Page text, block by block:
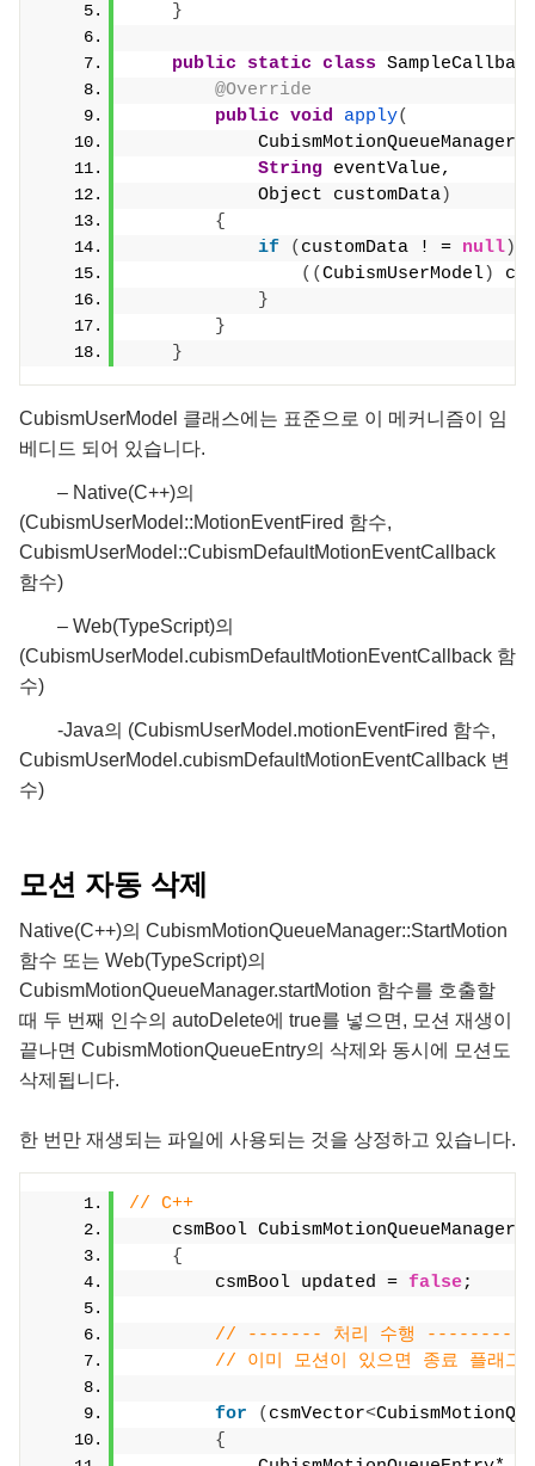
}
public static class
@Override
public void apply(
CubismMotionQueueManager
String eventValue,
            Object customData
)
{
if
( customData ! = null)
((CubismUserModel)
}
}
}
CubismUserModel 클래스에는 표준으로 이 메커니즘이 임
베디드 되어 있습니다.
– Native(C++)의
(CubismUserModel::MotionEventFired 함수,
CubismUserModel::CubismDefaultMotionEventCallback
함수)
– Web(TypeScript)의
(CubismUserModel.cubismDefaultMotionEventCallback 함
수)
-Java의 (CubismUserModel.motionEventFired 함수,
CubismUserModel.cubismDefaultMotionEventCallback 변
수)
모션 자동 삭제
Native(C++)의 CubismMotionQueueManager::StartMotion
함수 또는 Web(TypeScript)의
CubismMotionQueueManager.startMotion 함수를 호출할
때 두 번째 인수의 autoDelete에 true를 넣으면, 모션 재생이
끝나면 CubismMotionQueueEntry의 삭제와 동시에 모션도
삭제됩니다.
한 번만 재생되는 파일에 사용되는 것을 상정하고 있습니다.
// C++
csmBool
{
        csmBool updated =
false;
// ------- 처리 수행 --------
// 이미 모션이 있으면 종료 플래그
for ( csmVector<
{